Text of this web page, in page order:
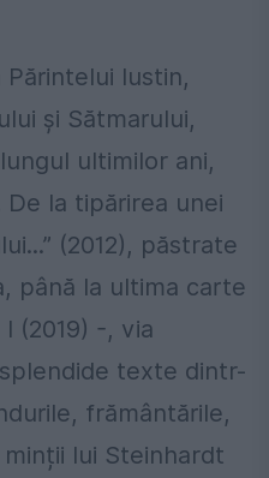
Iustin,
și Sătmarului,
ultimilor ani,
la tipărirea unei
(2012), păstrate
până la ultima carte
(2019) -, via
texte dintr-
frământările,
lui Steinhardt